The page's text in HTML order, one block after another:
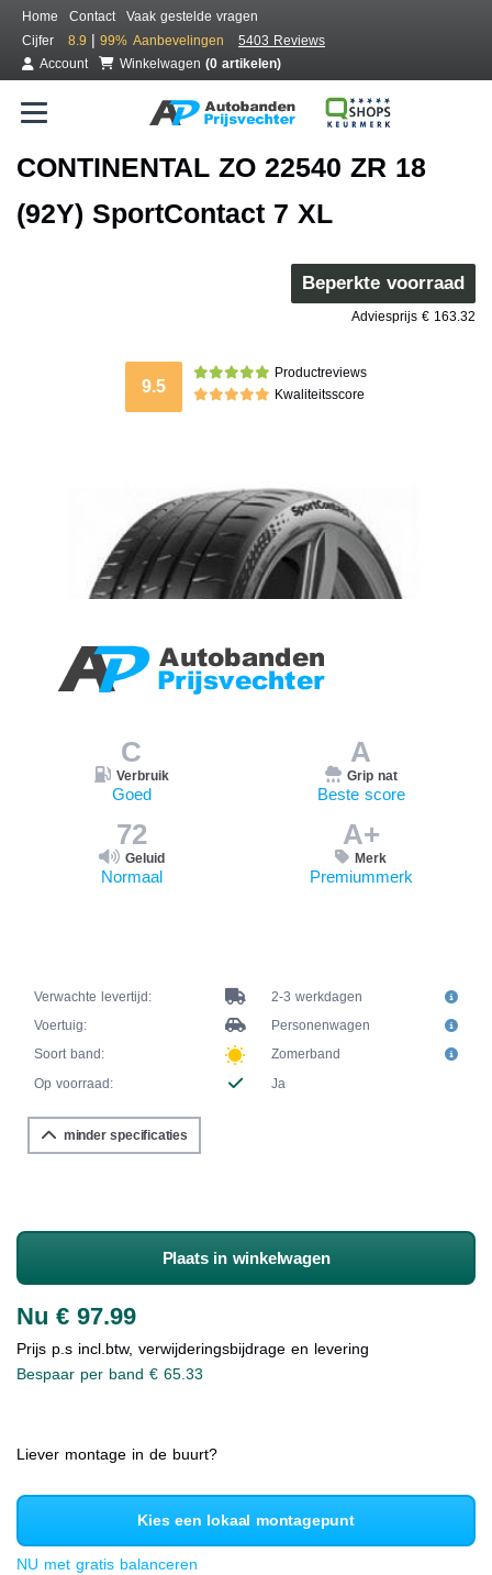
Home Contact
Vaak gestelde vragen
Cijfer
8.9 | 99% Aanbevelingen
5403 Reviews
Account
Winkelwagen (0 artikelen)
CONTINENTAL ZO 22540 ZR 18
(92Y) SportContact 7 XL
Beperkte voorraad
Adviesprijs € 163.32
9.5
Productreviews
Kwaliteitsscore
C
Verbruik
Goed
A
Grip nat
Beste score
72
Geluid
Normaal
A+
Merk
Premiummerk
Verwachte levertijd:
2-3 werkdagen
Voertuig:
Personenwagen
Soort band:
Zomerband
Op voorraad:
Ja
minder specificaties
Plaats in winkelwagen
Nu € 97.99
Prijs p.s incl.btw, verwijderingsbijdrage en levering
Bespaar per band € 65.33
Liever montage in de buurt?
Kies een lokaal montagepunt
NU met gratis balanceren